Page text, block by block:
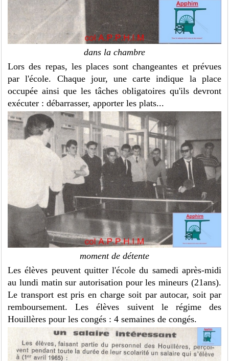
dans la chambre
Lors des repas, les places sont changeantes et prévues
par l'école. Chaque jour, une carte indique la place
occupée ainsi que les tâches obligatoires qu'ils devront
exécuter : débarrasser, apporter les plats...
moment de détente
Les élèves peuvent quitter l'école du samedi après-midi
au lundi matin sur autorisation pour les mineurs (21ans).
Le transport est pris en charge soit par autocar, soit par
remboursement. Les élèves suivent le régime des
Houillères pour les congés : 4 semaines de congés.